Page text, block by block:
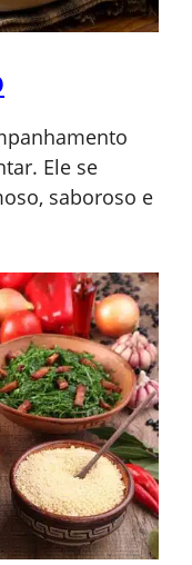
Ele se
saboroso e